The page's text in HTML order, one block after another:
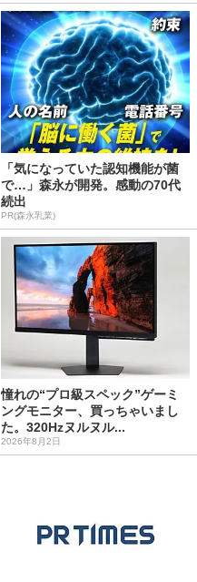
「気になっていた認知機能が菌
で…」森永が開発。感動の70代
続出
PR(森永乳業)
憧れの“プロ級スペック”ゲーミ
ングモニター、買っちゃいまし
た。320Hzヌルヌル...
2026年8月2日